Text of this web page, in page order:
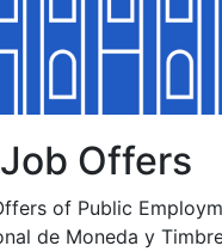
Offers
of Public
de Moneda y